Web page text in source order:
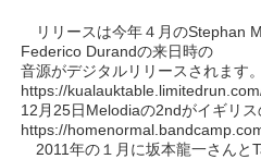
リリースは今年４月のStephan
Federico Durandの来日時の
音源がデジタルリリースされます。
https://
12月25日Melodiaの2ndがイギリス
https://
2011年の１月に坂本龍一さんと